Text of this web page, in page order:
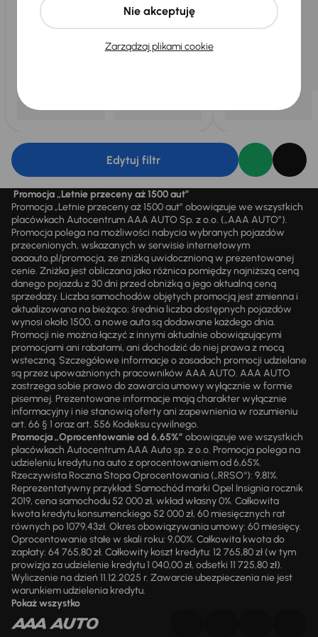
Edytuj filtr
Promocja „Letnie przeceny aż 1500 aut”
Promocja „Letnie przeceny aż 1500 aut” obowiązuje we wszystkich
placówkach Autocentrum AAA AUTO Sp. z o.o. („AAA AUTO”).
Promocja polega na możliwości nabycia wybranych pojazdów
przecenionych, wskazanych w serwisie internetowym
aaaauto.pl/promocja, ze zniżką uwidocznioną w prezentowanej
cenie. Zniżka jest obliczana jako różnica pomiędzy najniższą ceną
danego pojazdu z 30 dni przed obniżką a jego aktualną ceną
sprzedaży. Liczba samochodów objętych promocją jest zmienna i
aktualizowana na bieżąco; średnia liczba dostępnych pojazdów
wynosi około 1500, a nowe auta są dodawane każdego dnia.
Promocji nie można łączyć z innymi aktualnie obowiązującymi
promocjami ani rabatami, ani dochodzić do niej prawa z mocą
wsteczną. Szczegółowe informacje o zasadach promocji udzielane
są przez upoważnionych pracowników AAA AUTO. AAA AUTO
zastrzega sobie prawo do zawarcia umowy wyłącznie w formie
pisemnej. Prezentowane informacje mają charakter wyłącznie
informacyjny i nie stanowią oferty ani zapewnienia w rozumieniu
art. 66 § 1 oraz art. 556 Kodeksu cywilnego.
Promocja „Oprocentowanie od 6,65%” obowiązuje we wszystkich
placówkach Autocentrum AAA Auto sp. z o.o. Promocja polega na
udzieleniu kredytu na auto z oprocentowaniem od 6,65%.
Rzeczywista Roczna Stopa Oprocentowania („RRSO“): 9,81%.
Reprezentatywny przykład: Samochód marki Opel Insignia rocznik
2019, cena samochodu 52 000 zł, wkład własny 0%. Całkowita
kwota kredytu konsumenckiego 52 000 zł, 60 miesięcznych rat
równych po 1079,43zł. Okres obowiązywania umowy: 60 miesięcy.
Oprocentowanie stałe w skali roku: 9,00%. Całkowita kwota do
zapłaty: 64 765,80 zł. Całkowity koszt kredytu: 12 765,80 zł (w tym
prowizja za udzielenie kredytu 1 040,00 zł, odsetki 11 725,80 zł).
Wyliczenie na dzień 11.12.2025 r. Zawarcie ubezpieczenia nie jest
warunkiem udzielenia kredytu.
Pokaż wszystko
Zarządzaj plikami cookie
Nie akceptuję